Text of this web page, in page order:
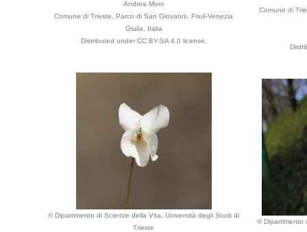
Andrea Moro
Comune di Trieste, Parco di San Giovanni, Friuli-Venezia
Giulia, Italia
Distributed under CC BY-SA 4.0 license.
Comune di
© Dipartimento di Scienze della Vita, Università degli Studi di
Trieste
© Dipartimento